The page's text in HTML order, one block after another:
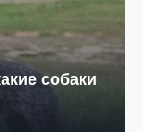
собаки